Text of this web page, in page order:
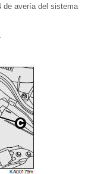
de avería del sistema